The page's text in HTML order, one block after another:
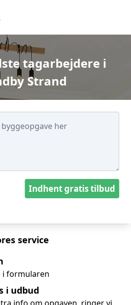
tagarbejdere i
Strand
service
i formularen
i udbud
Indhent gratis tilbud